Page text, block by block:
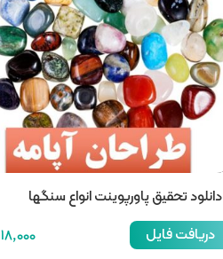
دانلود تحقیق پاورپوینت انواع سنگها
دریافت فایل
18,000 تومان